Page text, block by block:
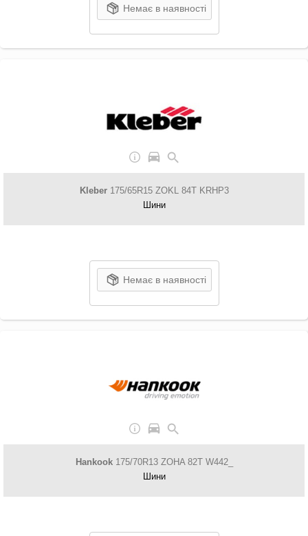
Немає в наявності
Kleber175/65R15 ZOKL 84T KRHP3
Шини
Немає в наявності
Hankook175/70R13 ZOHA 82T W442_
Шини